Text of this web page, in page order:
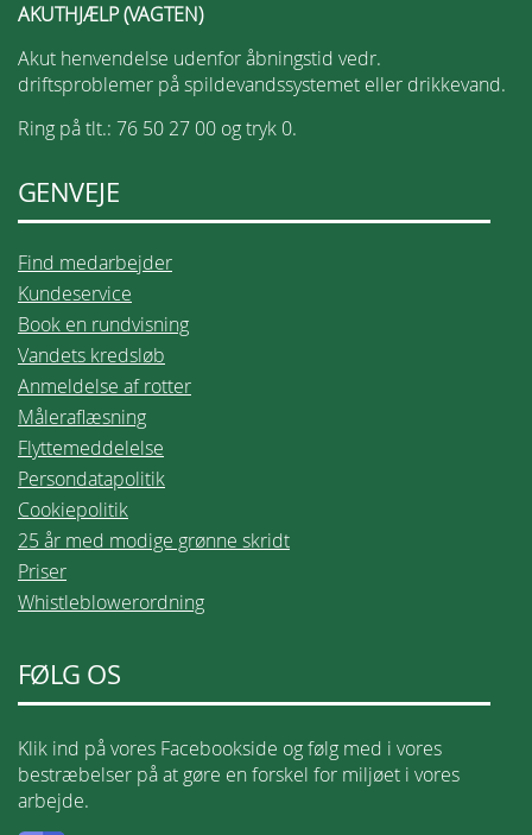
AKUTHJÆLP (VAGTEN)
Akut henvendelse udenfor åbningstid vedr.
driftsproblemer på spildevandssystemet eller drikkevand.
Ring på tlt.: 76 50 27 00 og tryk 0.
GENVEJE
Find medarbejder
Kundeservice
Book en rundvisning
Vandets kredsløb
Anmeldelse af rotter
Måleraflæsning
Flyttemeddelelse
Persondatapolitik
Cookiepolitik
25 år med modige grønne skridt
Priser
Whistleblowerordning
FØLG OS
Klik ind på vores Facebookside og følg med i vores
bestræbelser på at gøre en forskel for miljøet i vores
arbejde.